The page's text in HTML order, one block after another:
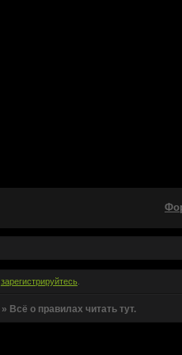
зарегистрируйтесь.
» Всё о правилах читать тут.